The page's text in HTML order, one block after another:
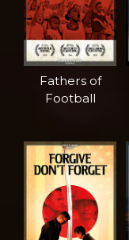
Fathers of
Football